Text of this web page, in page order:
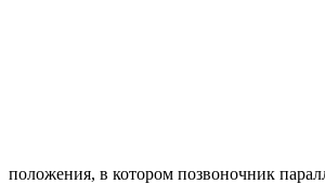
положения, в котором